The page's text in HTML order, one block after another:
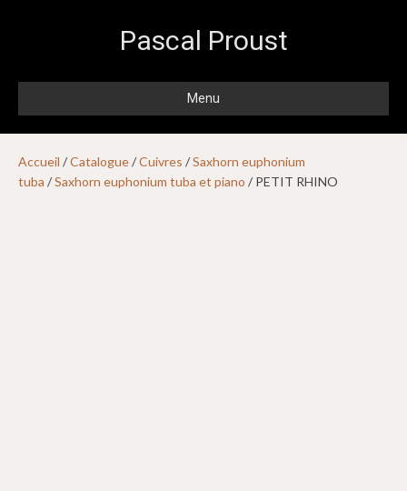
Pascal Proust
Menu
Accueil /Catalogue/Cuivres /Saxhorn euphonium
tuba /Saxhorn euphonium tuba et piano / PETIT RHINO